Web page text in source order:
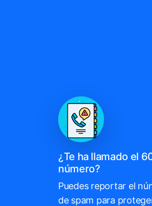
¿Te ha llamado el
número?
Puedes reportar el
de spam para